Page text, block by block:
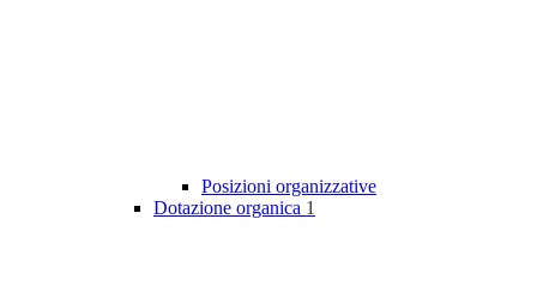
Posizioni organizzative
Dotazione organica 1